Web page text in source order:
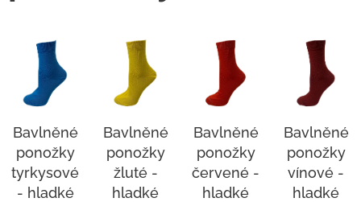
Bavlněné
ponožky
tyrkysové
- hladké
Bavlněné
ponožky
žluté -
hladké
Bavlněné
ponožky
červené -
hladké
Bavlněné
ponožky
vínové -
hladké